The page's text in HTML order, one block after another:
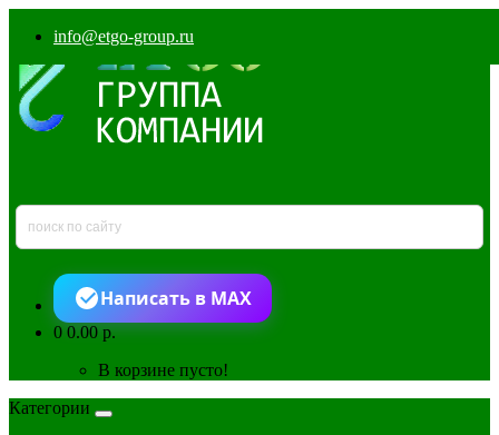
info@etgo-group.ru
Написать в MAX
00.00 р.
В корзине пусто!
Категории